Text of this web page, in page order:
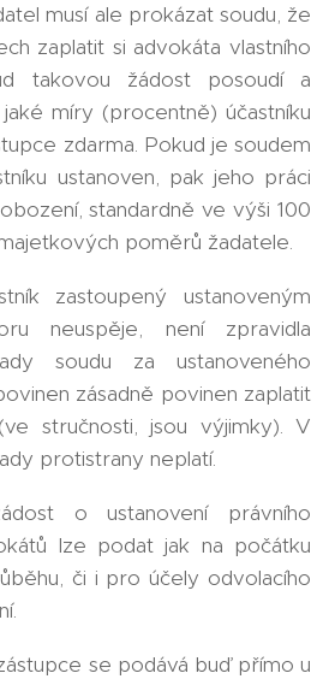
musí ale prokázat soudu, že
zaplatit si advokáta vlastního
takovou žádost posoudí a
míry (procentně) účastníku
zdarma. Pokud je soudem
ustanoven, pak jeho práci
standardně ve výši 100
poměrů žadatele.
zastoupený ustanoveným
neuspěje, není zpravidla
soudu za ustanoveného
zásadně povinen zaplatit
stručnosti, jsou výjimky). V
protistrany neplatí.
o ustanovení právního
lze podat jak na počátku
či i pro účely odvolacího
se podává buď přímo u